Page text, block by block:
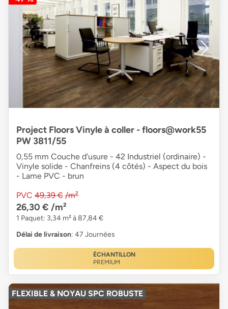
Project Floors Vinyle à coller - floors@work55
PW 3811/55
0,55 mm Couche d'usure - 42 Industriel (ordinaire) -
Vinyle solide - Chanfreins (4 côtés) - Aspect du bois
- Lame PVC - brun
PVC 49,39 € /m²
26,30 € /m²
1 Paquet: 3,34 m² à 87,84 €
Délai de livraison: 47 Journées
ÉCHANTILLON
PREMIUM
FLEXIBLE & NOYAU SPC ROBUSTE